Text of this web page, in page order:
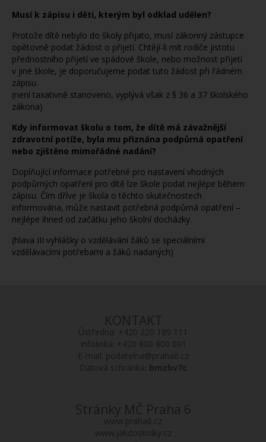
Musí k zápisu i děti, kterým byl odklad udělen?
Protože dítě nebylo do školy přijato, musí zákonný zástupce
opětovně podat žádost o přijetí. Chtějí-li mít rodiče jistotu
přednostního přijetí ve spádové škole, nebo možnost přijetí
v jiné škole, je doporučujeme podat tuto žádost při řádném
zápisu.
(není taxativně stanoveno, vyplývá však z § 36 a 37 školského
zákona)
Kdy informovat školu o tom, že dítě má závažnější
zdravotní potíže, byla mu přiznána podpůrná opatření
nebo zjištěno mimořádné nadání?
Doplňující informace potřebné pro nastavení vhodných
podpůrných opatření pro dítě lze škole podat nejlépe během
zápisu. Čím dříve je škola o těchto skutečnostech
informována, může nastavit potřebná podpůrná opatření –
nejlépe ihned od začátku jeho školní docházky.
(hlava III vyhlášky o vzdělávání žáků se speciálními
vzdělávacími potřebami a žáků nadaných)
KONTAKT
Ústředna: +420 220 189 111
Infolinka: +420 800 800 001
E-mail: podatelna@praha6.cz
Datová schránka: bmzbv7c
Stránky MČ Praha 6
www.praha6.cz
www.jakdoskolky.cz